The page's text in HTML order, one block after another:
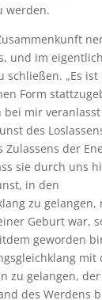
werden.
und im
schließen. „Es
Form
bei mir
des
der
sie durch uns
in den
zu
Geburt war,
geworden
mit
zu gelangen,
des Werdens